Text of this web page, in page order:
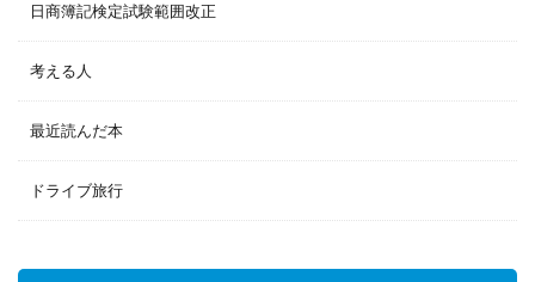
日商簿記検定試験範囲改正
考える人
最近読んだ本
ドライブ旅行